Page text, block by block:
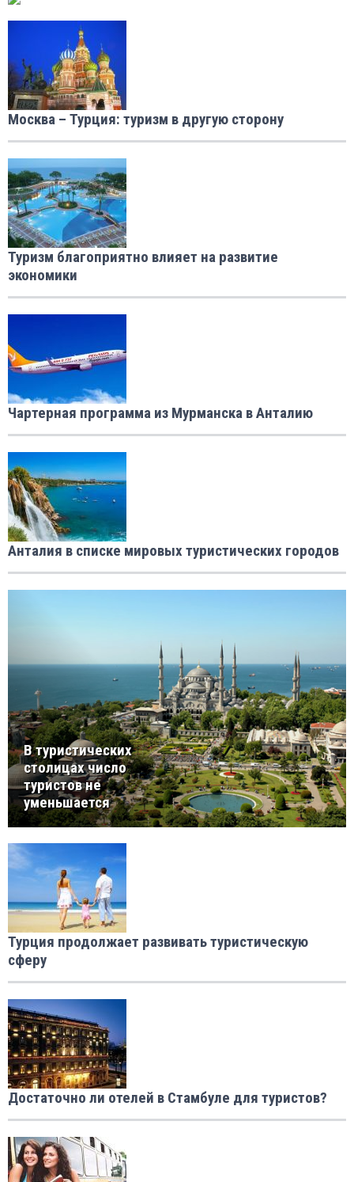
Москва – Турция: туризм в другую сторону
Туризм благоприятно влияет на развитие
экономики
Чартерная программа из Мурманска в Анталию
Анталия в списке мировых туристических городов
В туристических
столицах число
туристов не
уменьшается
Турция продолжает развивать туристическую
сферу
Достаточно ли отелей в Стамбуле для туристов?